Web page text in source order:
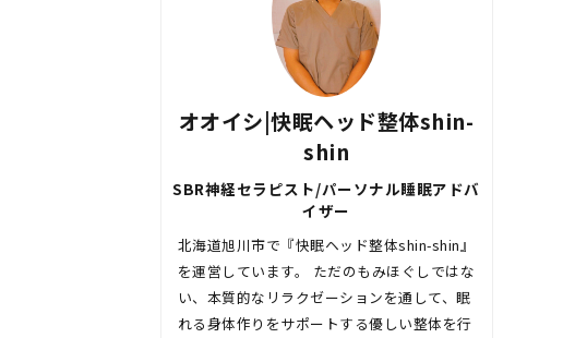
オオイシ|快眠ヘッド整体shin-
shin
SBR神経セラピスト/パーソナル睡眠アドバ
イザー
北海道旭川市で『快眠ヘッド整体shin-shin』
を運営しています。 ただのもみほぐしではな
い、本質的なリラクゼーションを通して、眠
れる身体作りをサポートする優しい整体を行